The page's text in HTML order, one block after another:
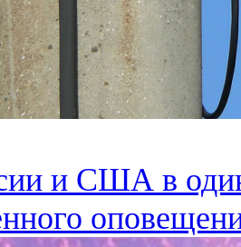
и США в